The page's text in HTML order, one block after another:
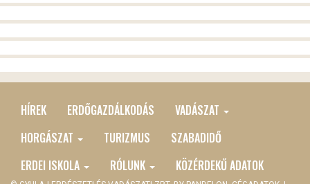
MAIN
MENU
HÍREK ERDŐGAZDÁLKODÁS
VADÁSZAT
HORGÁSZAT
TURIZMUS
SZABADIDŐ
ERDEI ISKOLA
RÓLUNK KÖZÉRDEKŰ ADATOK